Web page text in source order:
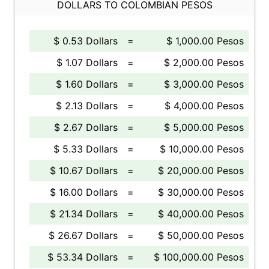
DOLLARS TO COLOMBIAN PESOS
$ 0.53 Dollars =
$ 1,000.00 Pesos
$ 1.07 Dollars
=
$ 2,000.00 Pesos
$ 1.60 Dollars
=
$ 3,000.00 Pesos
$ 2.13 Dollars
=
$ 4,000.00 Pesos
$ 2.67 Dollars
=
$ 5,000.00 Pesos
$ 5.33 Dollars
=
$ 10,000.00 Pesos
$ 10.67 Dollars
=
$ 20,000.00 Pesos
$ 16.00 Dollars
=
$ 30,000.00 Pesos
$ 21.34 Dollars
=
$ 40,000.00 Pesos
$ 26.67 Dollars
=
$ 50,000.00 Pesos
$ 53.34 Dollars
= $ 100,000.00 Pesos